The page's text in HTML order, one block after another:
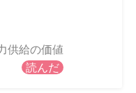
供給の価値
読んだ